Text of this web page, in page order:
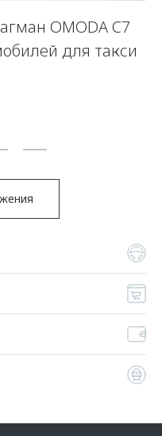
OMODA C7
для такси